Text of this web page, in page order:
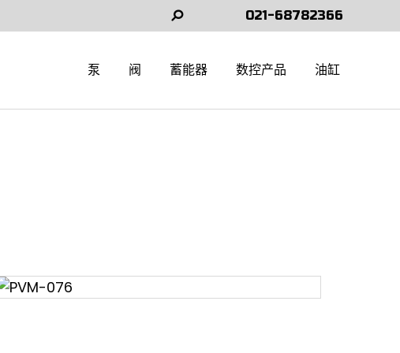
Search: 021-68782366
泵 阀 蓄能器 数控产品 油缸